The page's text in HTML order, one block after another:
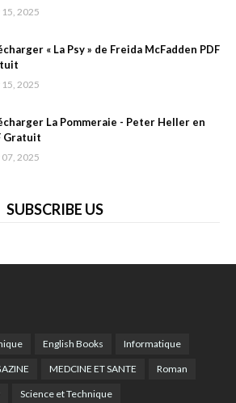
15, 2025
« La Psy » de Freida McFadden PDF
15, 2025
La Pommeraie - Peter Heller en
Gratuit
07, 2025
SUBSCRIBE US
English Books Informatique
MEDCINE ET SANTE Roman
Science et Technique